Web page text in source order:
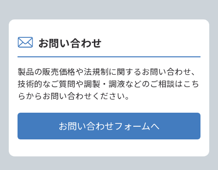
お問い合わせ
製品の販売価格や法規制に関するお問い合わせ、
技術的なご質問や調製・調液などのご相談はこち
らからお問い合わせください。
お問い合わせフォームへ